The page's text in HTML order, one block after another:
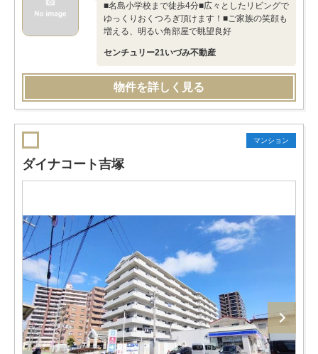
■名島小学校まで徒歩4分■広々としたリビングで
ゆっくりおくつろぎ頂けます！■ご家族の笑顔も
増える、明るい角部屋で眺望良好
センチュリー21いづみ不動産
物件を詳しく見る
マンション
ダイナコート吉塚